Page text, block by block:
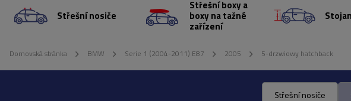
Střešní nosiče
Střešní boxy a
boxy na tažné
zařízení
Domovská stránka BMW Serie 1 (2004-2011) E87 2005 5-drzwiowy hatchback
Střešní nosiče